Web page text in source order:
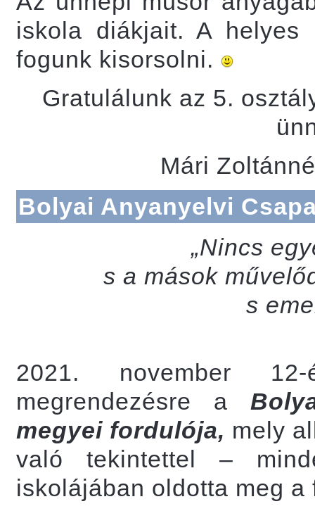
iskola diákjait. A helyes
fogunk kisorsolni.
Gratulálunk az 5.
Mári
Bolyai Anyanyelvi
„Nincs
s a mások
s
2021. november
megrendezésre a
megyei fordulója, mely
való tekintettel –
iskolájában oldotta meg a